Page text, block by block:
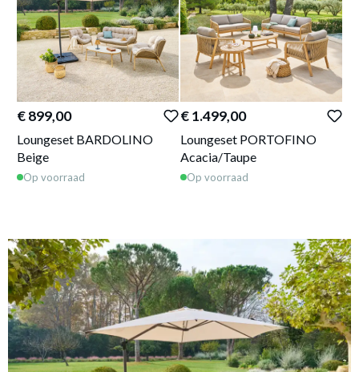
€ 899,00
Loungeset BARDOLINO
Beige
Op voorraad
€ 1.499,00
Loungeset PORTOFINO
Acacia/Taupe
Op voorraad